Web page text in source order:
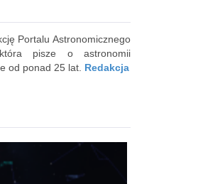
Portalu Astronomicznego
pisze o astronomii
od ponad 25 lat. Redakcja